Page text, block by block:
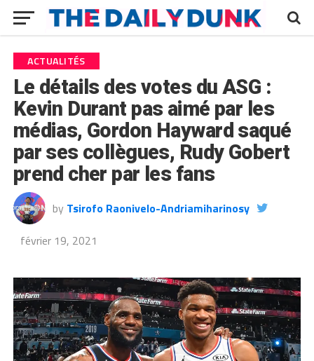
ACTUALITÉS
Le détails des votes du ASG :
Kevin Durant pas aimé par les
médias, Gordon Hayward saqué
par ses collègues, Rudy Gobert
prend cher par les fans
by Tsirofo Raonivelo-Andriamiharinosy
février 19, 2021